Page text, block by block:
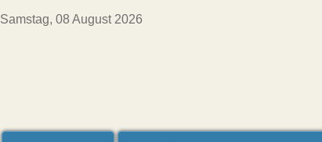
Samstag, 08 August 2026